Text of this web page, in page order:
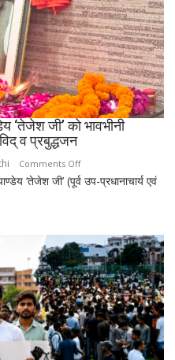
का
भाव
₹1.48
लाख
पहुंचा
‘तेजेश जी’ को भावभीनी
व प्रबुद्धजन
Comments Offon
पुण्यतिथि
नारायण
पाण्डेय
‘तेजेश
जी’
को
भावभीनी
श्रद्धांजलि,
‘तेजेश जी’ (पूर्व उप-प्रधानाचार्य एवं